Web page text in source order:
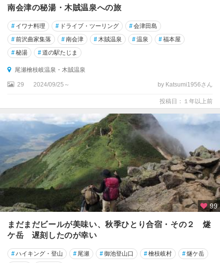
南会津の秘湯・木賊温泉への旅
# イワナ料理 # ドライブ・ツーリング #会津田島
#前沢曲家集落 #南会津 #木賊温泉 #温泉 #福本屋
#秘湯 #道の駅たじま
尾瀬檜枝岐温泉・木賊温泉
29 2024/09/25～ by Katsumi1956さん
投稿日：１年以上前
99
まだまだビールが美味い、秋季ひとり合宿・その２ 燧
ケ岳 遅刻したのが幸い
#ハイキング・登山 # 尾瀬 #御池登山口 #檜枝岐村 #燧ケ岳